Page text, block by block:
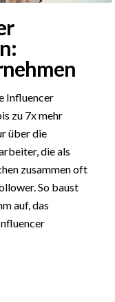
Influencer
zu 7x mehr
über die
die als
zusammen oft
So baust
auf, das